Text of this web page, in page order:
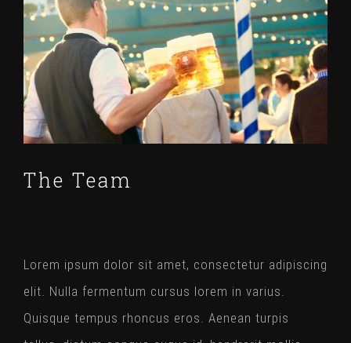
l'image
agrandie
The Team
Lorem ipsum dolor sit amet, consectetur adipiscing
elit. Nulla fermentum cursus lorem in varius.
Quisque tempus rhoncus eros. Aenean turpis